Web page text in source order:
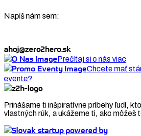
Napíš nám sem:
ahoj@zero2hero.sk
Prečítaj si o nás viac
Chcete mať
evente?
Prinášame ti inšpiratívne príbehy ľudí,
vlastných rúk, a ukážeme ti, ako môžeš